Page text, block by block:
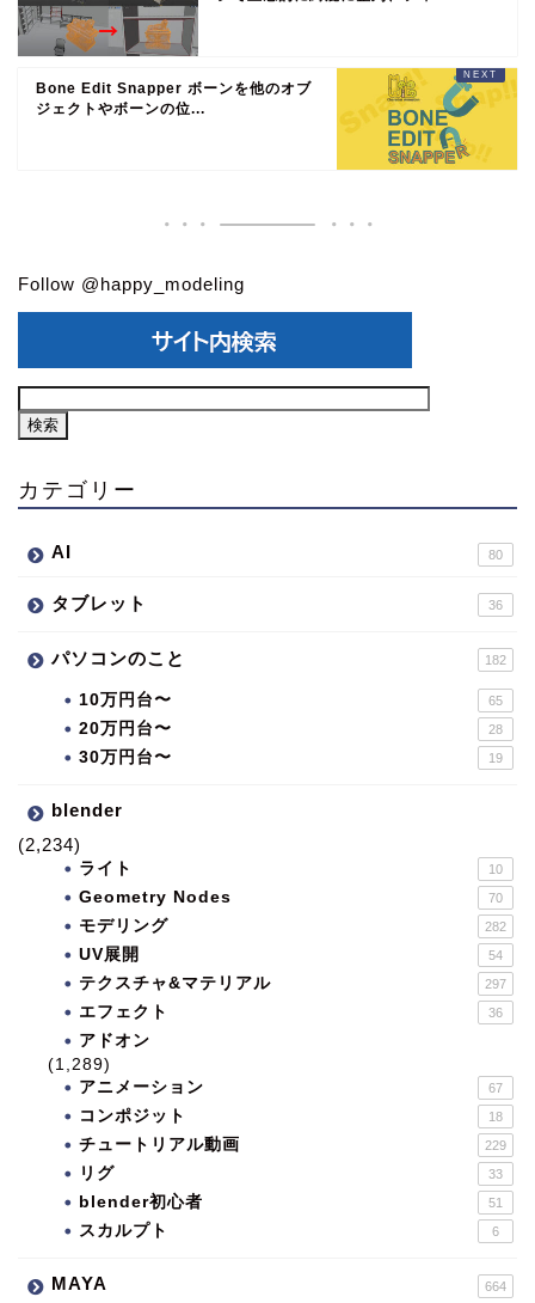
Bone Edit Snapper ボーンを他のオブ
ジェクトやボーンの位...
Follow @happy_modeling
カテゴリー
AI 80
タブレット 36
パソコンのこと 182
10万円台〜 65
20万円台〜 28
30万円台〜 19
blender
(2,234)
ライト 10
Geometry Nodes 70
モデリング 282
UV展開 54
テクスチャ&マテリアル 297
エフェクト 36
アドオン
(1,289)
アニメーション
67
コンポジット 18
チュートリアル動画 229
リグ 33
blender初心者 51
スカルプト 6
MAYA 664